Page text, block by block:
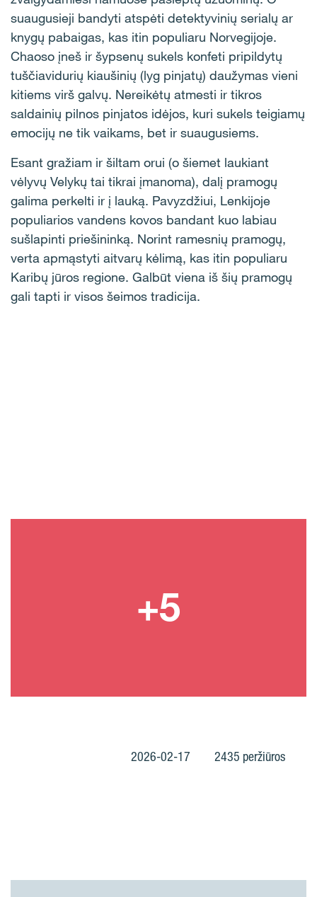
suaugusieji bandyti atspėti detektyvinių serialų ar
knygų pabaigas, kas itin populiaru Norvegijoje.
Chaoso įneš ir šypsenų sukels konfeti pripildytų
tuščiavidurių kiaušinių (lyg pinjatų) daužymas vieni
kitiems virš galvų. Nereikėtų atmesti ir tikros
saldainių pilnos pinjatos idėjos, kuri sukels teigiamų
emocijų ne tik vaikams, bet ir suaugusiems.
Esant gražiam ir šiltam orui (o šiemet laukiant
vėlyvų Velykų tai tikrai įmanoma), dalį pramogų
galima perkelti ir į lauką. Pavyzdžiui, Lenkijoje
populiarios vandens kovos bandant kuo labiau
sušlapinti priešininką. Norint ramesnių pramogų,
verta apmąstyti aitvarų kėlimą, kas itin populiaru
Karibų jūros regione. Galbūt viena iš šių pramogų
gali tapti ir visos šeimos tradicija.
2026-02-17 2435 peržiūros